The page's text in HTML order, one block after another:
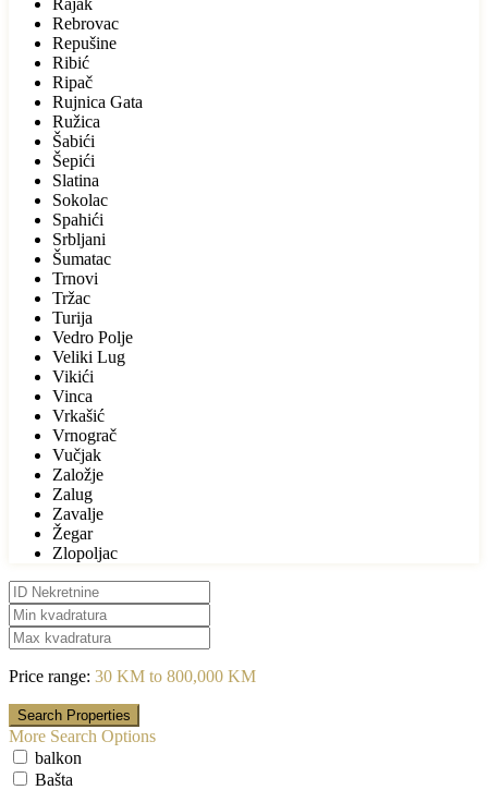
Rebrovac
Repušine
Ribić
Ripač
Rujnica Gata
Ružica
Šabići
Šepići
Slatina
Sokolac
Spahići
Srbljani
Šumatac
Trnovi
Tržac
Turija
Vedro Polje
Veliki Lug
Vikići
Vinca
Vrkašić
Vrnograč
Vučjak
Založje
Zalug
Zavalje
Žegar
Zlopoljac
Price range: 30 KM to 800,000 KM
More Search Options
balkon
Bašta